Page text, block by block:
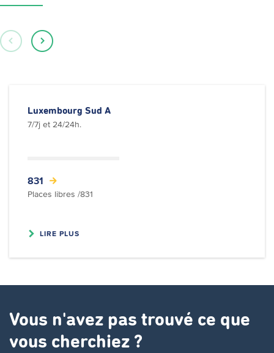
Luxembourg Sud A
7/7j et 24/24h.
831
Places libres /831
LIRE PLUS
Vous n'avez pas trouvé ce que
vous cherchiez ?